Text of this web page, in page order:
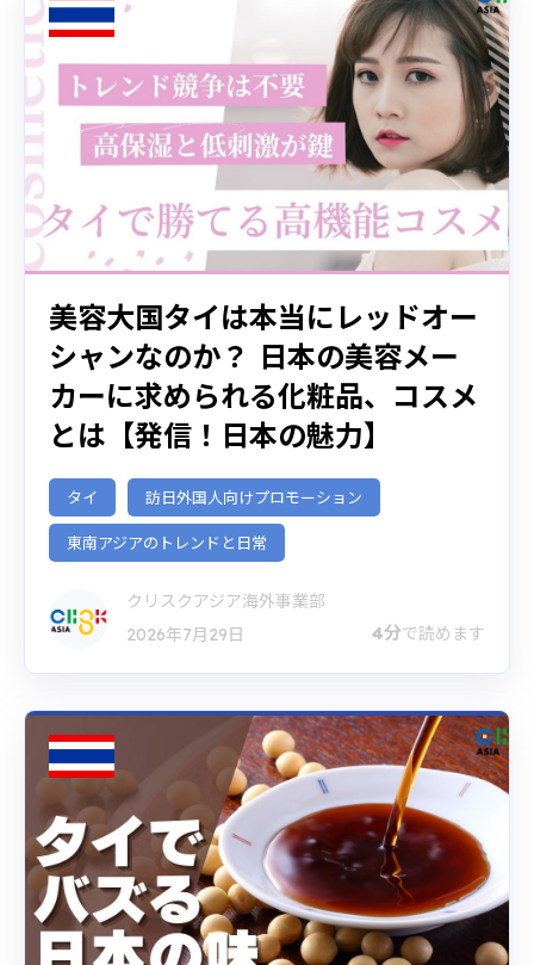
美容大国タイは本当にレッドオー
シャンなのか？ 日本の美容メー
カーに求められる化粧品、コスメ
とは【発信！日本の魅力】
タイ 訪日外国人向けプロモーション
東南アジアのトレンドと日常
クリスクアジア海外事業部
2026年7月29日
4分で読めます